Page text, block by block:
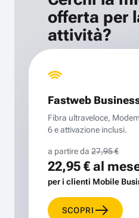
offerta per
attività?
Fastweb
Fibra ultraveloce,
6 e attivazione inclusi.
a partire da 27,95 €
22,95 €al
per i clienti Mobile
SCOPRI